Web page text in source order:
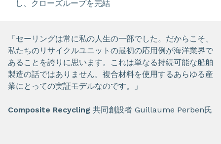
し、クローズループを完結
「セーリングは常に私の人生の一部でした。だからこそ、
私たちのリサイクルユニットの最初の応用例が海洋業界で
あることを誇りに思います。これは単なる持続可能な船舶
製造の話ではありません。複合材料を使用するあらゆる産
業にとっての実証モデルなのです。」
Composite Recycling 共同創設者 Guillaume Perben氏